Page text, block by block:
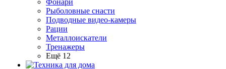
Фонари
Рыболовные снасти
Подводные видео-камеры
Рации
Металлоискатели
Тренажеры
Ещё 12